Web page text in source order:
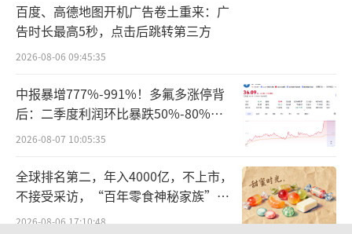
所上市。
当前，公司主要从事化学合成多肽药品的
研发、生产和销售，主要产品包括注射用胸腺
法新、注射用生长抑素、原料药等。
近年来，随着医药体制改革不断深入，在
医保控费的大背景下，受宏观经济、行业政策
等多方面因素的影响，医药行业市场竞争加
剧，公司化学合成多肽药品经营业绩下滑。
百度、高德地图开机广告卷土重来：广
告时长最高5秒，点击后跳转第三方
2026-08-06 09:45:35
中报暴增777%-991%！多氟多涨停背
后：二季度利润环比暴跌50%-80%，
是黄金坑还是陷阱？
2026-08-07 10:05:35
全球排名第二，年入4000亿，不上市，
不接受采访，“百年零食神秘家族”浮
出水面？
2026-08-06 17:10:48